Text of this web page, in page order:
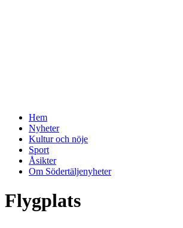
Hem
Nyheter
Kultur och nöje
Sport
Åsikter
Om Södertäljenyheter
Flygplats